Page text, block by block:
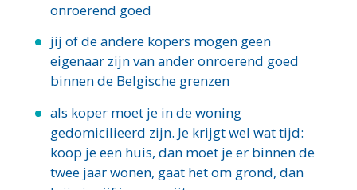
onroerend goed
jij of de andere kopers mogen geen
eigenaar zijn van ander onroerend goed
binnen de Belgische grenzen
als koper moet je in de woning
gedomicilieerd zijn. Je krijgt wel wat tijd:
koop je een huis, dan moet je er binnen de
twee jaar wonen, gaat het om grond, dan